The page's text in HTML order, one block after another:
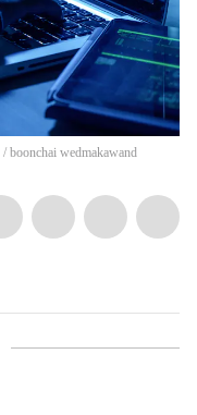
/ boonchai wedmakawand